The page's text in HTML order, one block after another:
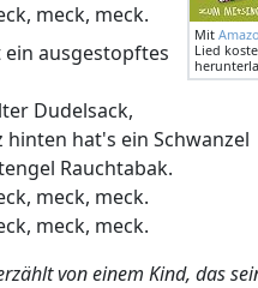
Mit
Lied
meck, meck.
ein ausgestopftes
Dudelsack,
hinten hat's ein Schwanzel
Rauchtabak.
meck, meck.
meck, meck.
von einem Kind, das